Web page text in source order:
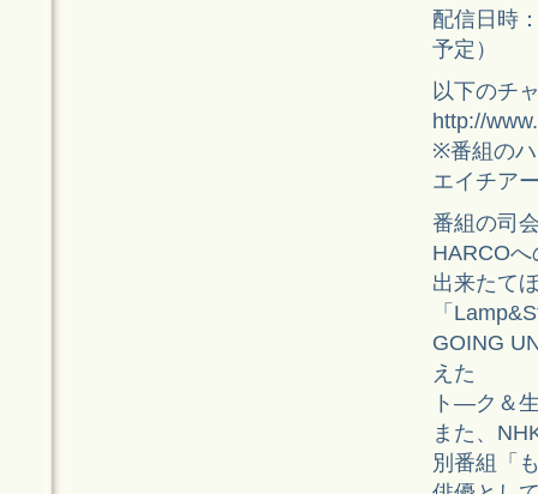
配信日時
予定）
以下のチ
http://
※番組の
エイチア
番組の司
HARCO
出来たて
「
GOING
えた
ト―ク＆
また、
別番組「